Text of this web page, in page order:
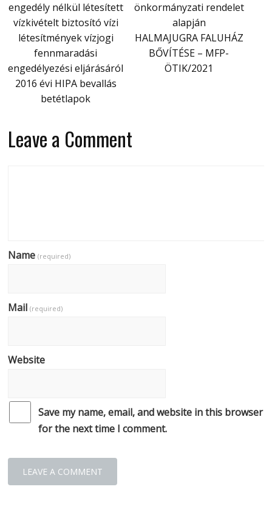
engedély nélkül létesített
vízkivételt biztosító vízi
létesítmények vízjogi
fennmaradási
engedélyezési eljárásáról
önkormányzati rendelet
alapján
HALMAJUGRA FALUHÁZ
BŐVÍTÉSE – MFP-
ÖTIK/2021
2016 évi HIPA bevallás
betétlapok
Leave a Comment
Name(required)
Mail(required)
Website
Save my name, email, and website in this browser
for the next time I comment.